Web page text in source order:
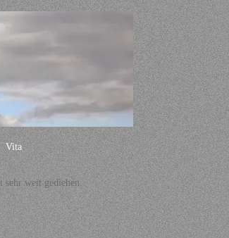
Vita
sehr weit gediehen.